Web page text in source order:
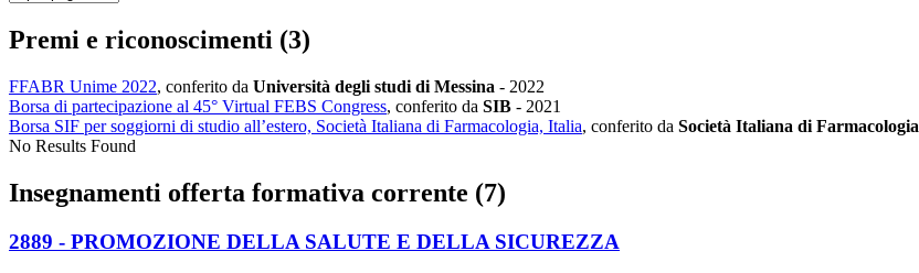
Premi e riconoscimenti (3)
FFABR Unime 2022, conferito da Università degli studi di Messina - 2022
Borsa di partecipazione al 45° Virtual FEBS Congress, conferito da SIB - 2021
Borsa SIF per soggiorni di studio all’estero, Società Italiana di Farmacologia, Italia, conferito da Società Italiana di Farmacologia
No Results Found
Insegnamenti offerta formativa corrente (7)
2889 - PROMOZIONE DELLA SALUTE E DELLA SICUREZZA